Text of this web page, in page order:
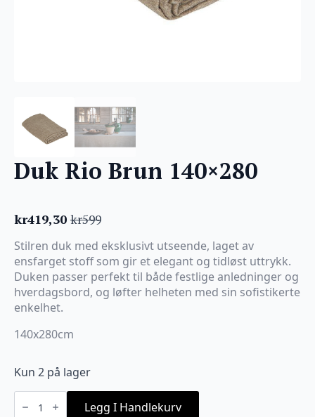
Duk Rio Brun 140×280
kr599
Opprinnelig
pris
var:
kr599.
kr419,30
Nåværende
pris
er:
kr419,30.
Stilren duk med eksklusivt utseende, laget av
ensfarget stoff som gir et elegant og tidløst uttrykk.
Duken passer perfekt til både festlige anledninger og
hverdagsbord, og løfter helheten med sin sofistikerte
enkelhet.
140x280cm
Kun 2 på lager
Duk
Rio Legg I Handlekurv